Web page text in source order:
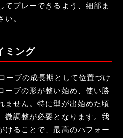
てプレーできるよう、細部ま
い。
ミング
ーブの成長期として位置づけ
ーブの形が整い始め、使い勝
ません。特に型が出始めた頃
微調整が必要となります。我
けることで、最高のパフォー